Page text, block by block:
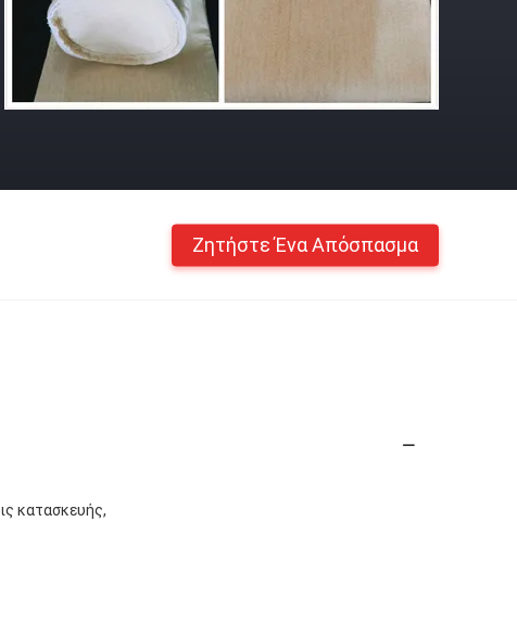
Ζητήστε Ένα Απόσπασμα
κατασκευής,